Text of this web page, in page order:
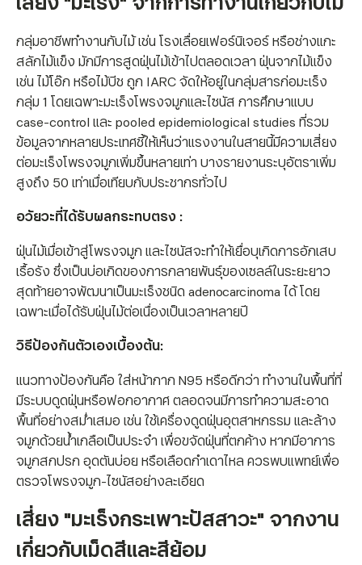
กลุ่มอาชีพทำงานกับไม้ เช่น โรงเลื่อยเฟอร์นิเจอร์ หรือช่างแกะ
สลักไม้แข็ง มักมีการสูดฝุ่นไม้เข้าไปตลอดเวลา ฝุ่นจากไม้แข็ง
เช่น ไม้โอ๊ก หรือไม้บีช ถูก IARC จัดให้อยู่ในกลุ่มสารก่อมะเร็ง
กลุ่ม 1 โดยเฉพาะมะเร็งโพรงจมูกและไซนัส การศึกษาแบบ
case-control และ pooled epidemiological studies ที่รวม
ข้อมูลจากหลายประเทศชี้ให้เห็นว่าแรงงานในสายนี้มีความเสี่ยง
ต่อมะเร็งโพรงจมูกเพิ่มขึ้นหลายเท่า บางรายงานระบุอัตราเพิ่ม
สูงถึง 50 เท่าเมื่อเทียบกับประชากรทั่วไป
อวัยวะที่ได้รับผลกระทบตรง :
ฝุ่นไม้เมื่อเข้าสู่โพรงจมูก และไซนัสจะทำให้เยื่อบุเกิดการอักเสบ
เรื้อรัง ซึ่งเป็นบ่อเกิดของการกลายพันธุ์ของเซลล์ในระยะยาว
สุดท้ายอาจพัฒนาเป็นมะเร็งชนิด adenocarcinoma ได้ โดย
เฉพาะเมื่อได้รับฝุ่นไม้ต่อเนื่องเป็นเวลาหลายปี
วิธีป้องกันตัวเองเบื้องต้น:
แนวทางป้องกันคือ ใส่หน้ากาก N95 หรือดีกว่า ทำงานในพื้นที่ที่
มีระบบดูดฝุ่นหรือฟอกอากาศ ตลอดจนมีการทำความสะอาด
พื้นที่อย่างสม่ำเสมอ เช่น ใช้เครื่องดูดฝุ่นอุตสาหกรรม และล้าง
จมูกด้วยน้ำเกลือเป็นประจำ เพื่อขจัดฝุ่นที่ตกค้าง หากมีอาการ
จมูกสกปรก อุดตันบ่อย หรือเลือดกำเดาไหล ควรพบแพทย์เพื่อ
ตรวจโพรงจมูก-ไซนัสอย่างละเอียด
เสี่ยง "มะเร็งกระเพาะปัสสาวะ" จากงาน
เกี่ยวกับเม็ดสีและสีย้อม